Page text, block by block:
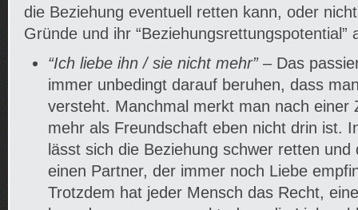
die Beziehung eventuell retten kann, oder
Gründe und ihr “Beziehungsrettungspotential”
“Ich liebe ihn / sie nicht mehr”– Das
immer unbedingt darauf beruhen, dass
versteht. Manchmal merkt man nach einer
mehr als Freundschaft eben nicht drin ist.
lässt sich die Beziehung schwer retten
einen Partner, der immer noch Liebe
Trotzdem hat jeder Mensch das Recht,